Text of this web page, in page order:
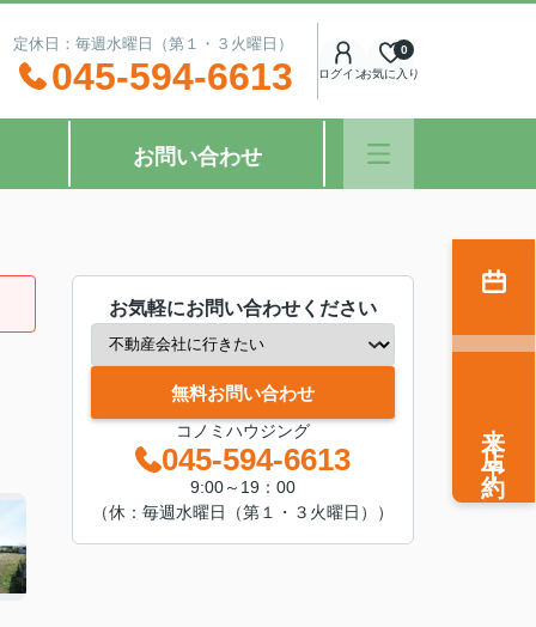
休日：毎週水曜日（第１・３火曜日）
045-594-6613 ログインお気に入り
0
お問い合わせ
お気軽にお問い合わせください
無料お問い合わせ
コノミハウジング
045-594-6613
9:00～19：00
（休：毎週水曜日（第１・３火曜日））
来店予約